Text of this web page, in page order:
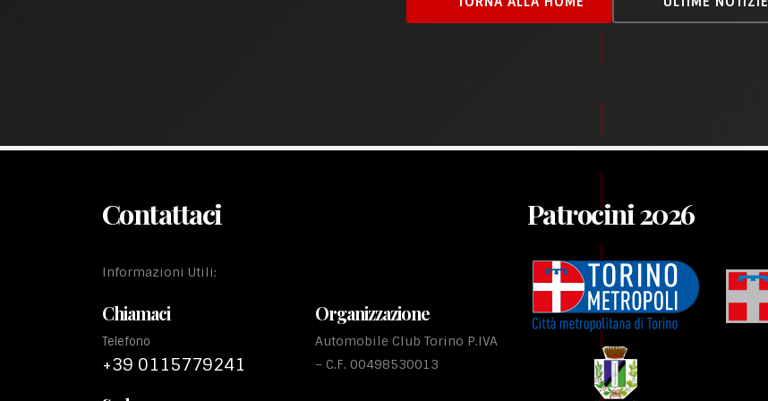
Contattaci Patrocini 2026
Informazioni Utili:
Chiamaci
Telefono
+39 0115779241
Organizzazione
Automobile Club Torino P.IVA
– C.F. 00498530013